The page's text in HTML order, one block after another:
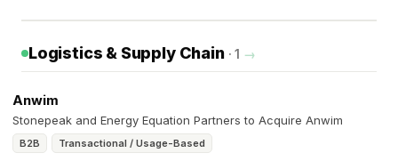
Logistics & Supply Chain · 1 →
Anwim
Stonepeak and Energy Equation Partners to Acquire Anwim
B2B Transactional / Usage-Based